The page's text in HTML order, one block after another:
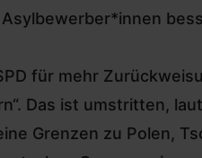
für mehr
Das ist umstritten,
Grenzen zu Polen,